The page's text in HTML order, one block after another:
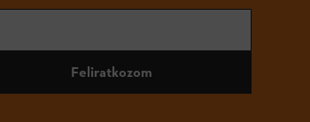
Feliratkozom